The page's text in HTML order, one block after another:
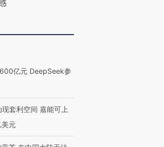
亿元 DeepSeek参
套利空间 嘉能可上
元